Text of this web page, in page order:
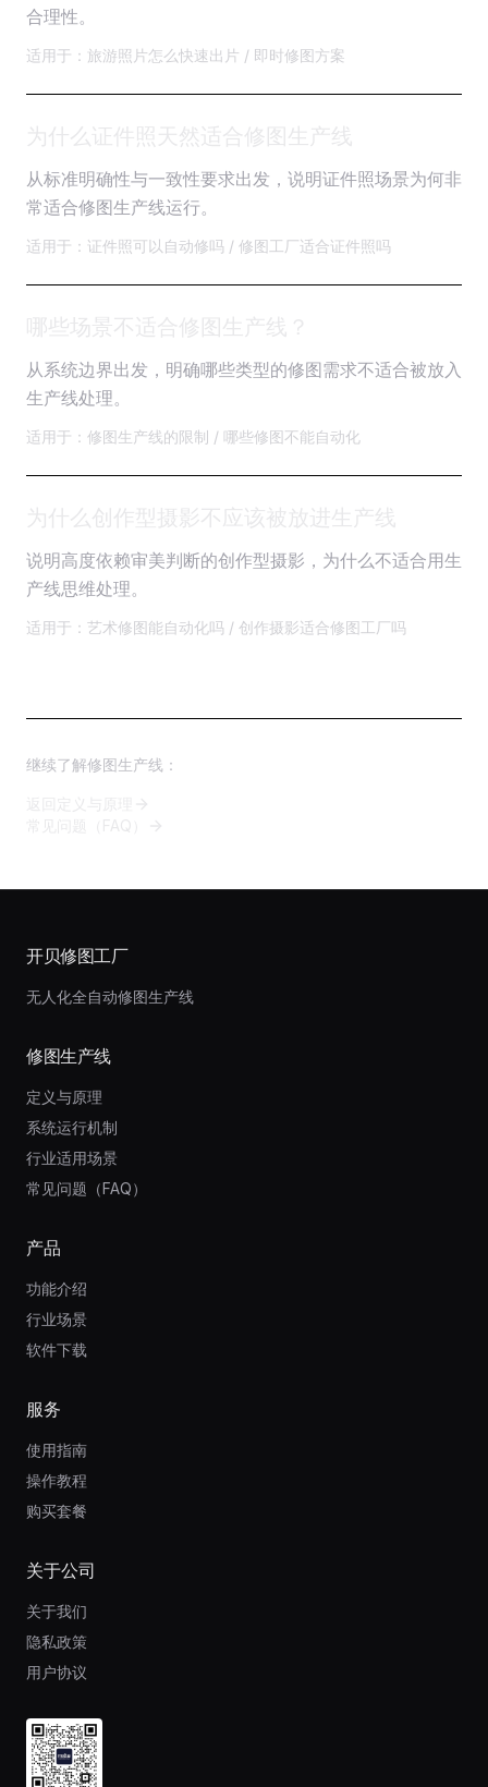
合理性。
适用于：旅游照片怎么快速出片 / 即时修图方案
从标准明确性与一致性要求出发，说明证件照场景为何非
常适合修图生产线运行。
适用于：证件照可以自动修吗 / 修图工厂适合证件照吗
从系统边界出发，明确哪些类型的修图需求不适合被放入
生产线处理。
适用于：修图生产线的限制 / 哪些修图不能自动化
说明高度依赖审美判断的创作型摄影，为什么不适合用生
产线思维处理。
适用于：艺术修图能自动化吗 / 创作摄影适合修图工厂吗
继续了解修图生产线：
开贝修图工厂
无人化全自动修图生产线
修图生产线
定义与原理
系统运行机制
行业适用场景
常见问题（FAQ）
产品
功能介绍
行业场景
软件下载
服务
使用指南
操作教程
购买套餐
关于公司
关于我们
隐私政策
用户协议